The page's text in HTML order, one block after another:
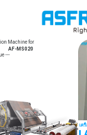
เนื้อหาหน้าแรก
เครื่องจักรสำหรับร
เครื่องทำโฟม EVA
Machine for
---
เค
AF-MS020